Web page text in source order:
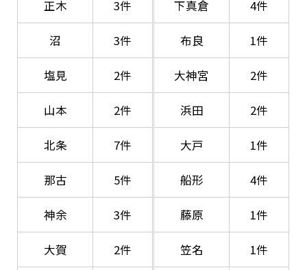
正木 3件
沼 3件
塩見 2件
山本 2件
北条 7件
那古 5件
神余 3件
大賀 2件
下真倉 4件
布良 1件
大神宮 2件
浜田 2件
大戸 1件
船形 4件
藤原 1件
笠名 1件